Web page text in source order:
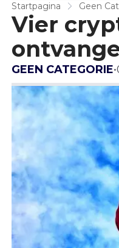
Startpagina Geen
Vier
GEEN CATEGORIE•